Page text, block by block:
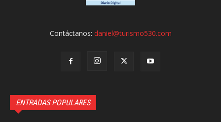
Contáctanos: daniel@turismo530.com
ENTRADAS POPULARES